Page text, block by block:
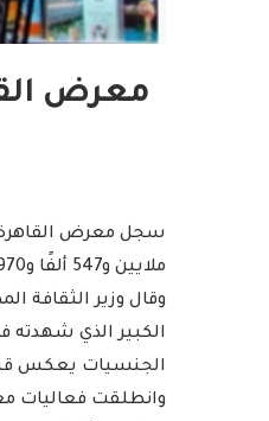
ملايين و547 ألفًا و970 زائرًا، في رقم غير مسبوق مقارنة بالدورات السابقة.
وقال وزير الثقافة
الكبير الذي شهدته
الجنسيات يعكس قيم